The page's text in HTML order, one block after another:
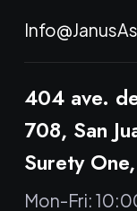
404 ave.
708, San
Surety
Mon-Fri: